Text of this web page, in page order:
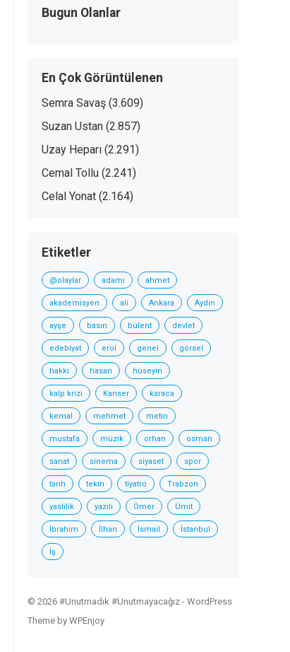
Bugun Olanlar
En Çok Görüntülenen
Semra Savaş (3.609)
Suzan Ustan (2.857)
Uzay Heparı (2.291)
Cemal Tollu (2.241)
Celal Yonat (2.164)
Etiketler
@olaylar adamı ahmet
akademisyen ali Ankara Aydın
ayşe basın bülent devlet
edebiyat erol genel görsel
hakkı hasan hüseyin
kalp krizi Kanser karaca
kemal mehmet metin
mustafa müzik orhan osman
sanat sinema siyaset spor
tarih tekin tiyatro Trabzon
yaslilik yazılı Ömer Ümit
İbrahim İlhan İsmail İstanbul
İş
© 2026 #Unutmadık #Unutmayacağız - WordPress
Theme by WPEnjoy